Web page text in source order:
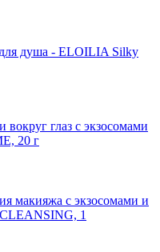
душа - ELOILIA Silky
глаз с экзосомами
20 г
макияжа с экзосомами и
1